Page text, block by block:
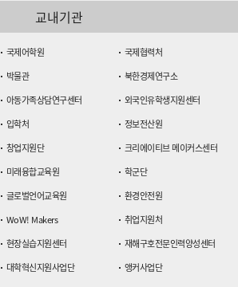
교내기관
국제어학원
국제협력처
박물관
북한경제연구소
아동가족상담연구센터
외국인유학생지원센터
입학처
정보전산원
창업지원단
크리에이티브 메이커스센터
미래융합교육원
학군단
글로벌언어교육원
환경안전원
WoW! Makers
취업지원처
현장실습지원센터
재해구호전문인력양성센터
대학혁신지원사업단 앵커사업단